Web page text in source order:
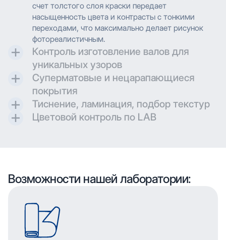
счет толстого слоя краски передает
насыщенность цвета и контрасты с тонкими
переходами, что максимально делает рисунок
фотореалистичным.
Контроль изготовление валов для
уникальных узоров
Контроль и разработка технических параметров
для гравировки позволяют максимально
воссоздавать дизайн при печати.
Суперматовые и нецарапающиеся
покрытия
Создаем матовые и суперматовые поверхности с
дополнительной защитой для трендовых
Тиснение, ламинация, подбор текстур
Применяем технологию глубокой печати с
долговечность изображения.
Цветовой контроль по LAB
мельчайшими деталями. Многослойное нанесение
обеспечивает насыщенность цвета и
Возможности нашей лаборатории: